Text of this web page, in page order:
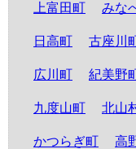
上富田町 みな
日高町 古座川
広川町 紀美野
九度山町 北山
かつらぎ町 高